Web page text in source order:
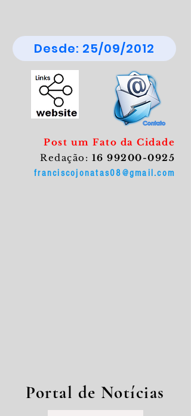
Desde: 25/09/2012
Post um Fato da Cidade
Redação: 16 99200-0925
franciscojonatas08@gmail.com
Portal de Notícias